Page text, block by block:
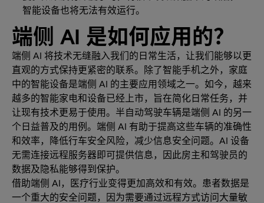
智能设备也将无法有效运行。
端侧 AI 是如何应用的？
端侧 AI 将技术无缝融入我们的日常生活，让我们能够以更
直观的方式保持更紧密的联系。除了智能手机之外，家庭
中的智能设备是端侧 AI 的主要应用领域之一。如今，越来
越多的智能家电和设备已经上市，旨在简化日常任务，并
让现有技术更易于使用。半自动驾驶车辆是端侧 AI 的另一
个日益普及的用例。端侧 AI 有助于提高这些车辆的准确性
和效率，降低行车安全风险，减少信息安全问题。AI 设备
无需连接远程服务器即可提供信息，因此房主和驾驶员的
数据及隐私能够得到保护。
借助端侧 AI，医疗行业变得更加高效和有效。患者数据是
一个重大的安全问题，因为需要通过远程方式访问大量敏